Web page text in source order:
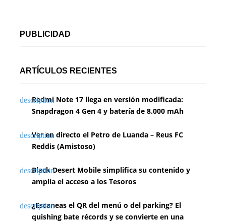
PUBLICIDAD
ARTÍCULOS RECIENTES
Redmi Note 17 llega en versión modificada:
Snapdragon 4 Gen 4 y batería de 8.000 mAh
Ver en directo el Petro de Luanda – Reus FC
Reddis (Amistoso)
Black Desert Mobile simplifica su contenido y
amplía el acceso a los Tesoros
¿Escaneas el QR del menú o del parking? El
quishing bate récords y se convierte en una